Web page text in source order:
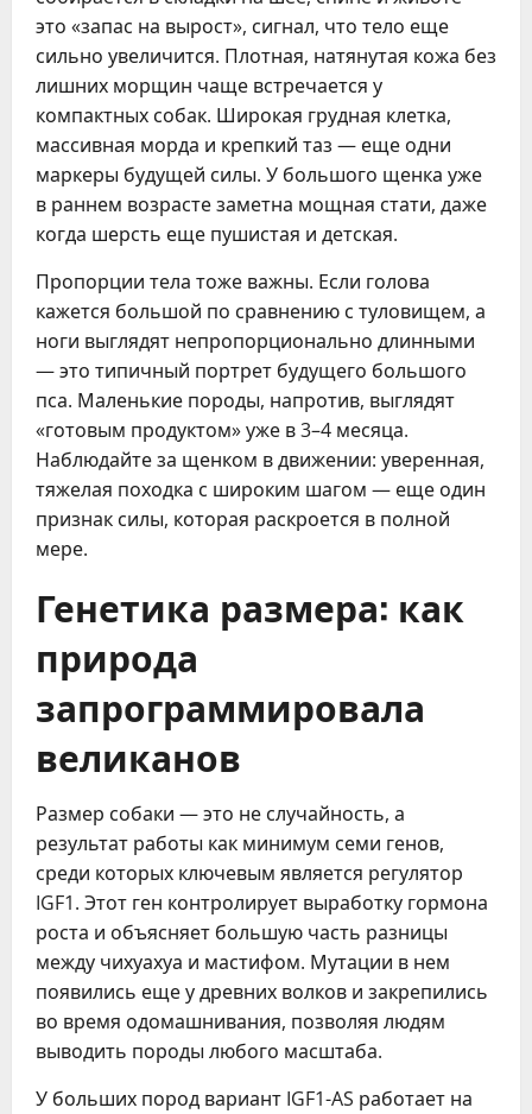
это «запас на вырост», сигнал, что тело еще
сильно увеличится. Плотная, натянутая кожа без
лишних морщин чаще встречается у
компактных собак. Широкая грудная клетка,
массивная морда и крепкий таз — еще одни
маркеры будущей силы. У большого щенка уже
в раннем возрасте заметна мощная стати, даже
когда шерсть еще пушистая и детская.
Пропорции тела тоже важны. Если голова
кажется большой по сравнению с туловищем, а
ноги выглядят непропорционально длинными
— это типичный портрет будущего большого
пса. Маленькие породы, напротив, выглядят
«готовым продуктом» уже в 3–4 месяца.
Наблюдайте за щенком в движении: уверенная,
тяжелая походка с широким шагом — еще один
признак силы, которая раскроется в полной
мере.
Генетика размера: как
природа
запрограммировала
великанов
Размер собаки — это не случайность, а
результат работы как минимум семи генов,
среди которых ключевым является регулятор
IGF1. Этот ген контролирует выработку гормона
роста и объясняет большую часть разницы
между чихуахуа и мастифом. Мутации в нем
появились еще у древних волков и закрепились
во время одомашнивания, позволяя людям
выводить породы любого масштаба.
У больших пород вариант IGF1-AS работает на